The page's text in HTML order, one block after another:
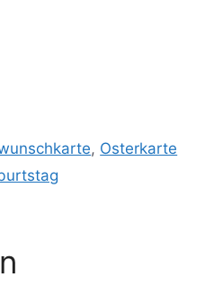
, Osterkarte